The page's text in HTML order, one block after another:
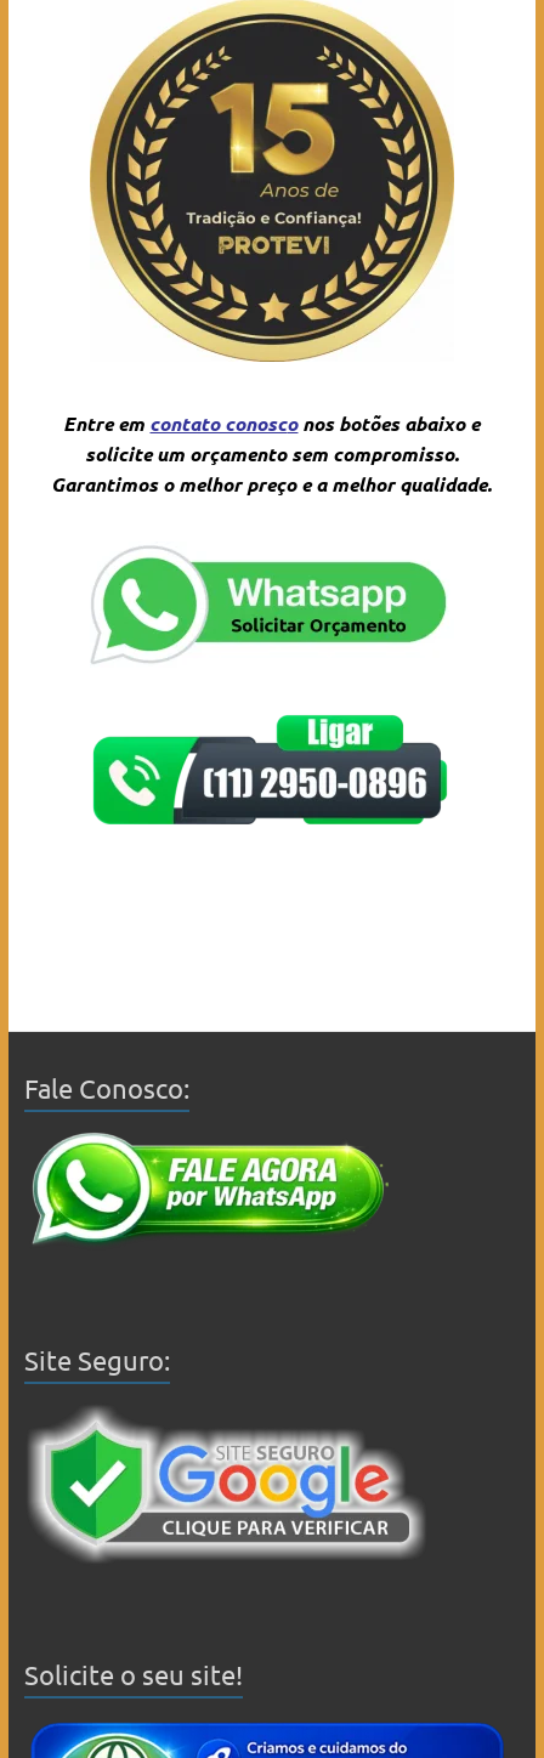
Entre em contato conosconos botões abaixo e
solicite um orçamento sem compromisso.
Garantimos o melhor preço e a melhor qualidade.
Fale Conosco:
Site Seguro:
Solicite o seu site!